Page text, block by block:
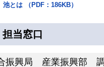
とは （PDF：186KB）
当窓口
振興局 産業振興部